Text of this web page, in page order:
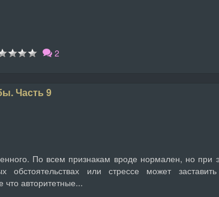
2
Часть 9
По всем признакам вроде нормален, но при
обстоятельствах или стрессе может
авторитетные...